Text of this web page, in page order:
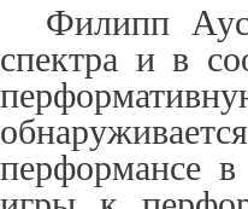
Филипп
спектра и в
перформансе